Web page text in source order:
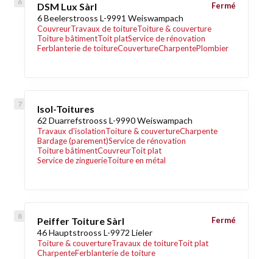
DSM Lux Sàrl
6 Beelerstrooss L-9991 Weiswampach
CouvreurTravaux de toitureToiture & couverture
Toiture bâtimentToit platService de rénovation
Ferblanterie de toitureCouvertureCharpentePlombier
Fermé
Isol-Toitures
62 Duarrefstrooss L-9990 Weiswampach
Travaux d'isolationToiture & couvertureCharpente
Bardage (parement)Service de rénovation
Toiture bâtimentCouvreurToit plat
Service de zinguerieToiture en métal
Peiffer Toiture Sàrl
46 Hauptstrooss L-9972 Lieler
Toiture & couvertureTravaux de toitureToit plat
CharpenteFerblanterie de toiture
Fermé